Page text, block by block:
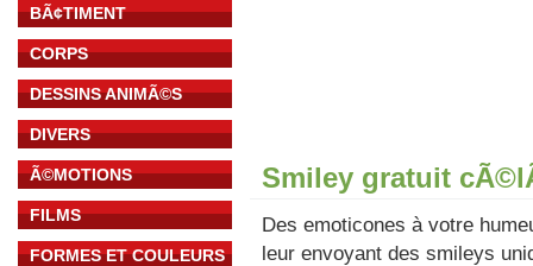
BÃ¢TIMENT
CORPS
DESSINS ANIMÃ©S
DIVERS
Ã©MOTIONS
FILMS
FORMES ET COULEURS
Smiley gratuit
Des emoticones à votre
leur envoyant des smileys